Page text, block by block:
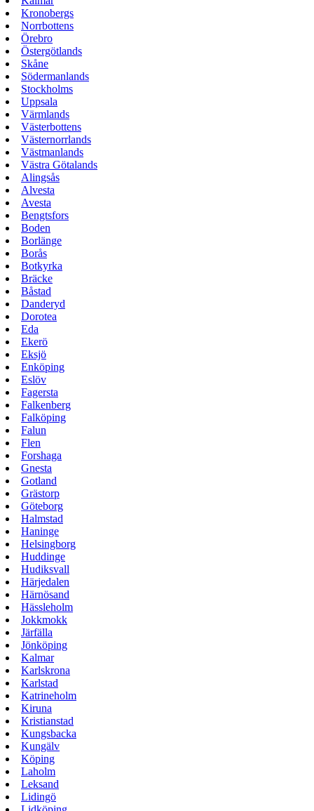
Kronobergs
Norrbottens
Örebro
Östergötlands
Skåne
Södermanlands
Stockholms
Uppsala
Värmlands
Västerbottens
Västernorrlands
Västmanlands
Västra Götalands
Alingsås
Alvesta
Avesta
Bengtsfors
Boden
Borlänge
Borås
Botkyrka
Bräcke
Båstad
Danderyd
Dorotea
Eda
Ekerö
Eksjö
Enköping
Eslöv
Fagersta
Falkenberg
Falköping
Falun
Flen
Forshaga
Gnesta
Gotland
Grästorp
Göteborg
Halmstad
Haninge
Helsingborg
Huddinge
Hudiksvall
Härjedalen
Härnösand
Hässleholm
Jokkmokk
Järfälla
Jönköping
Kalmar
Karlskrona
Karlstad
Katrineholm
Kiruna
Kristianstad
Kungsbacka
Kungälv
Köping
Laholm
Leksand
Lidingö